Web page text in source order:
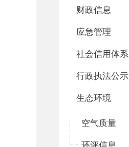
财政信息
应急管理
社会信用体系
行政执法公示
生态环境
空气质量